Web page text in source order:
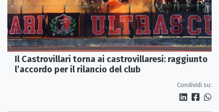
Il Castrovillari torna ai castrovillaresi: raggiunto
l’accordo per il rilancio del club
Condividi su: